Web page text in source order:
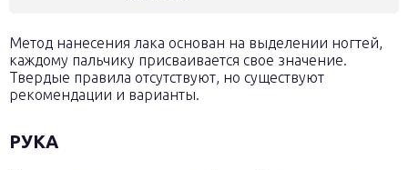
Метод нанесения лака основан на выделении ногтей,
каждому пальчику присваивается свое значение.
Твердые правила отсутствуют, но существуют
рекомендации и варианты.
РУКА